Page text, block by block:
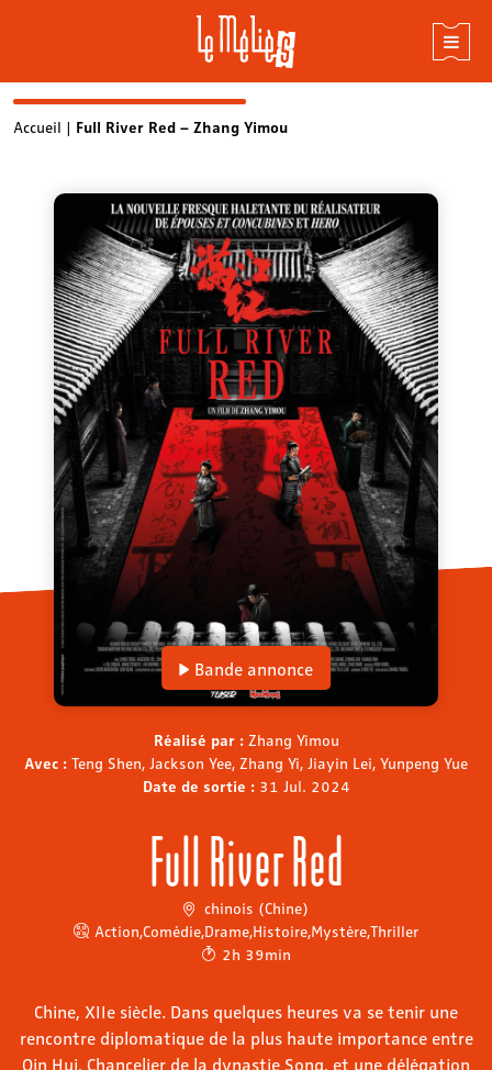
SkipAccueil | Full River Red – Zhang Yimou
Bande annonce
Réalisé par : Zhang Yimou
Avec : Teng Shen, Jackson Yee, Zhang Yi, Jiayin Lei, Yunpeng Yue
Date de sortie : 31 Jul. 2024
Full River Red
chinois (Chine)
Action,Comédie,Drame,Histoire,Mystère,Thriller
2h 39min
Chine, XIIe siècle. Dans quelques heures va se tenir une
rencontre diplomatique de la plus haute importance entre
Qin Hui, Chancelier de la dynastie Song, et une délégation